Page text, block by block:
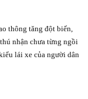
thông tăng đột biến,
nhận chưa từng ngồi
lái xe của người dân